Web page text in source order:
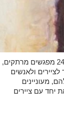
הקורס היוקרתי יתקיים לאורך שנת הלימודים התשע"ז במשך 24 מפגשים מרתקים,
ל- 17:00. הקורס מיועד לציירים ולאנשים
מעוניינים
יחד עם ציירים